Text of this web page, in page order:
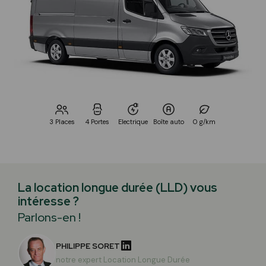
3 Places 4 Portes Electrique Boîte auto 0 g/km
La location longue durée (LLD) vous
intéresse ?
Parlons-en !
PHILIPPE SORET
notre expert Location Longue Durée